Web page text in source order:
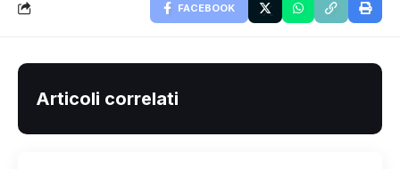
FACEBOOK
Articoli correlati